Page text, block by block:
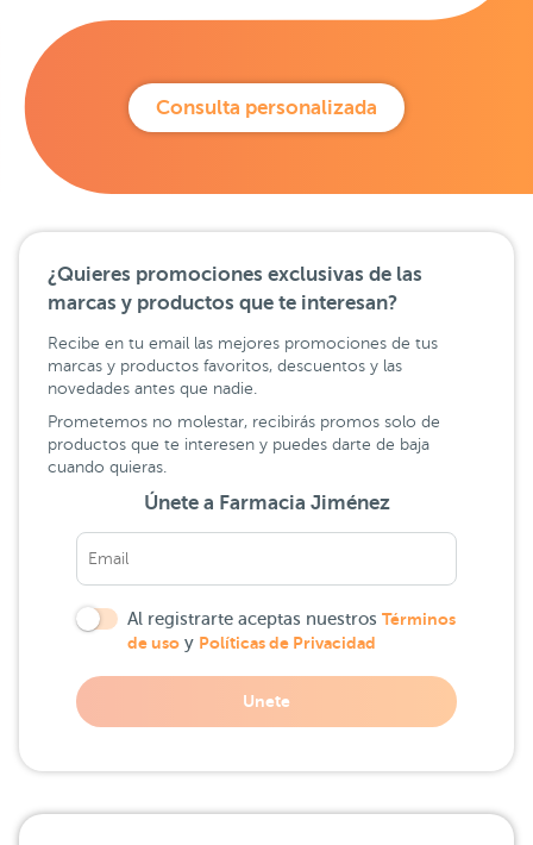
Consulta personalizada
¿Quieres promociones exclusivas de las
marcas y productos que te interesan?
Recibe en tu email las mejores promociones de tus
marcas y productos favoritos, descuentos y las
novedades antes que nadie.
Prometemos no molestar, recibirás promos solo de
productos que te interesen y puedes darte de baja
cuando quieras.
Únete a Farmacia Jiménez
Al registrarte aceptas nuestros Términos
de uso y Políticas de Privacidad
Unete